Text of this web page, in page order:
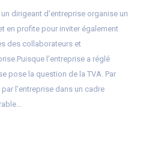
dirigeant d’entreprise organise un
en profite pour inviter également
des collaborateurs et
l’entreprise a réglé
pose la question de la TVA. Par
l’entreprise dans un cadre